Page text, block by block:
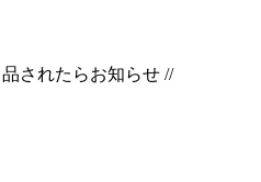
されたらお知らせ //